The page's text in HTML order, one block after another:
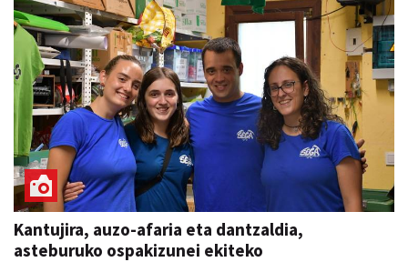
Kantujira, auzo-afaria eta dantzaldia,
asteburuko ospakizunei ekiteko